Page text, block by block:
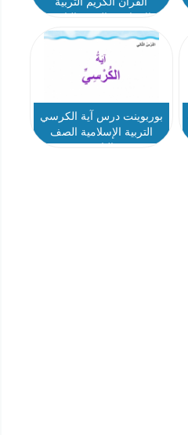
بوربوينت درس آية الكرسي
التربية الإسلامية الصف